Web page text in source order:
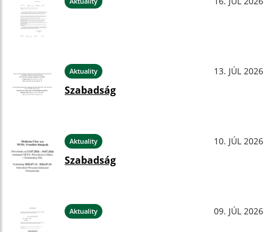
Aktuality 13. JÚL 2026
Szabadság
Aktuality 10. JÚL 2026
Szabadság
Aktuality 09. JÚL 2026